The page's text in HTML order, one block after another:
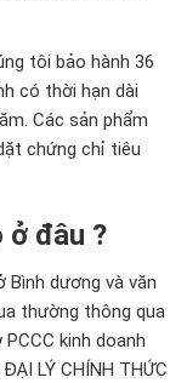
tôi bảo hành 36
có thời hạn dài
Các sản phẩm
chứng chỉ tiêu
ở đâu ?
Bình dương và văn
thường thông qua
kinh doanh
LÝ CHÍNH THỨC